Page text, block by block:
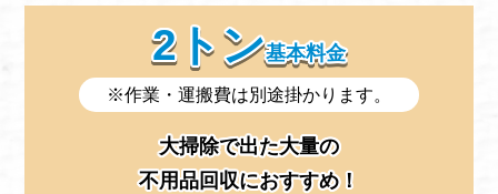
2トン基本料金
※作業・運搬費は別途掛かります。
大掃除で出た大量の
不用品回収におすすめ！